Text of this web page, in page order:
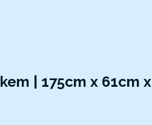
| 175cm x 61cm x